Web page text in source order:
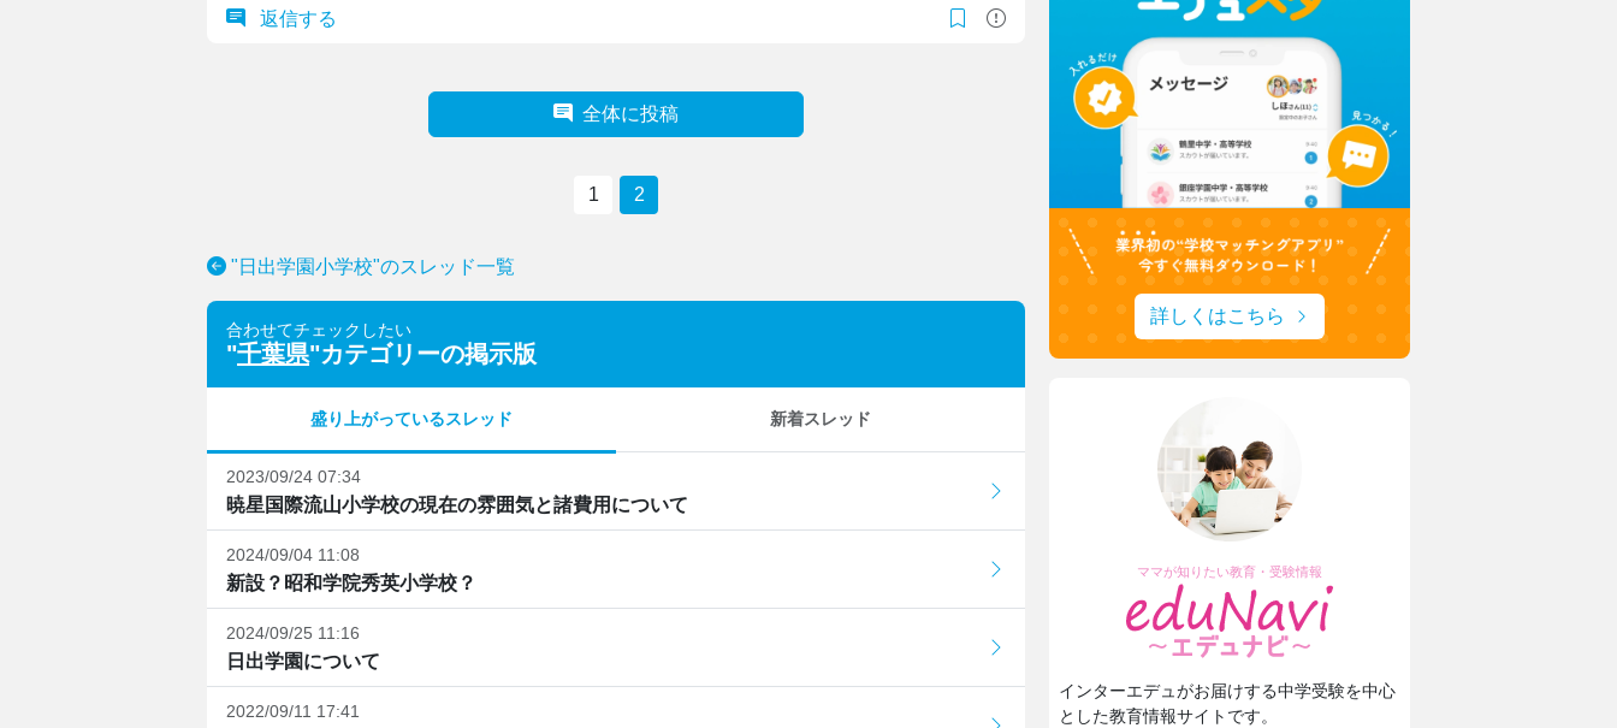
返信する
全体に投稿
1 2
"日出学園小学校"のスレッド一覧
合わせてチェックしたい
"千葉県"カテゴリーの掲示版
盛り上がっているスレッド 新着スレッド
2023/09/24 07:34
暁星国際流山小学校の現在の雰囲気と諸費用について
2024/09/04 11:08
新設？昭和学院秀英小学校？
2024/09/25 11:16
日出学園について
2022/09/11 17:41
詳しくはこちら
ママが知りたい教育・受験情報
インターエデュがお届けする中学受験を中心
とした教育情報サイトです。